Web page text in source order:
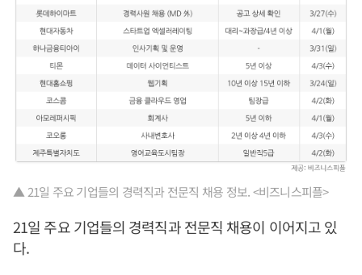
▲ 21일 주요 기업들의 경력직과 전문직 채용 정보. <비즈니스피플>
21일 주요 기업들의 경력직과 전문직 채용이 이어지고 있
다.